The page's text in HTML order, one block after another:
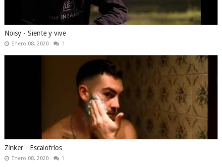
Noisy - Siente y vive
Enero 08, 2020 1
Zinker - Escalofríos
Enero 08, 2020 1